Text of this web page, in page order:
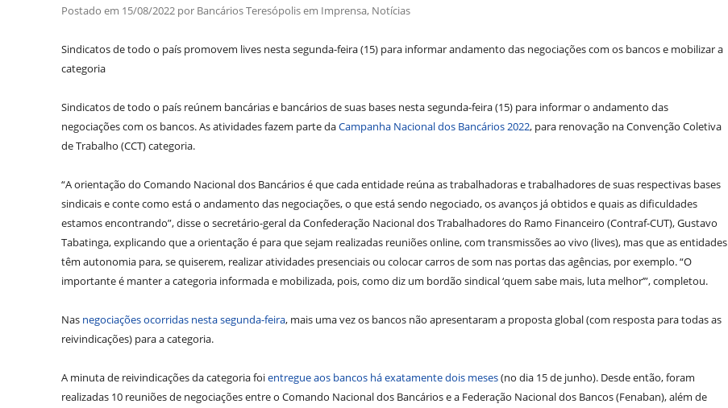
Postado em 15/08/2022 por Bancários Teresópolisem Imprensa, Notícias
Sindicatos de todo o país promovem lives nesta segunda-feira (15) para informar andamento das negociações com os bancos e mobilizar a
categoria
Sindicatos de todo o país reúnem bancárias e bancários de suas bases nesta segunda-feira (15) para informar o andamento das
negociações com os bancos. As atividades fazem parte daCampanha Nacional dos Bancários 2022, para renovação na Convenção Coletiva
de Trabalho (CCT) categoria.
“A orientação do Comando Nacional dos Bancários é que cada entidade reúna as trabalhadoras e trabalhadores de suas respectivas bases
sindicais e conte como está o andamento das negociações, o que está sendo negociado, os avanços já obtidos e quais as dificuldades
estamos encontrando”, disse o secretário-geral da Confederação Nacional dos Trabalhadores do Ramo Financeiro (Contraf-CUT), Gustavo
Tabatinga, explicando que a orientação é para que sejam realizadas reuniões online, com transmissões ao vivo (lives), mas que as entidades
têm autonomia para, se quiserem, realizar atividades presenciais ou colocar carros de som nas portas das agências, por exemplo. “O
importante é manter a categoria informada e mobilizada, pois, como diz um bordão sindical ‘quem sabe mais, luta melhor’”, completou.
Nas negociações ocorridas nesta segunda-feira, mais uma vez os bancos não apresentaram a proposta global (com resposta para todas as
reivindicações) para a categoria.
A minuta de reivindicações da categoria foientregue aos bancos há exatamente dois meses(no dia 15 de junho). Desde então, foram
realizadas 10 reuniões de negociações entre o Comando Nacional dos Bancários e a Federação Nacional dos Bancos (Fenaban), além de